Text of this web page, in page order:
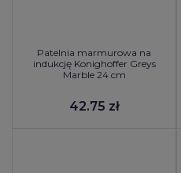
Patelnia marmurowa na
indukcję Konighoffer Greys
Marble 24 cm
42.75 zł